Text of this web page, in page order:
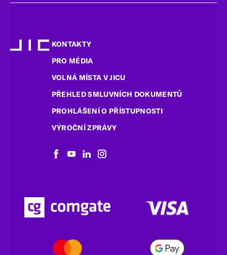
KONTAKTY
PRO MÉDIA
VOLNÁ MÍSTA V JICU
PŘEHLED SMLUVNÍCH DOKUMENTŮ
PROHLÁŠENÍ O PŘÍSTUPNOSTI
VÝROČNÍ ZPRÁVY